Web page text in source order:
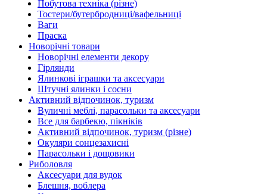
Побутова техніка (різне)
Тостери/бутербродниці/вафельниці
Ваги
Праска
Новорічні товари
Новорічні елементи декору
Гірлянди
Ялинкові іграшки та аксесуари
Штучні ялинки і сосни
Активний відпочинок, туризм
Вуличні меблі, парасольки та аксесуари
Все для барбекю, пікніків
Активний відпочинок, туризм (різне)
Окуляри сонцезахисні
Парасольки і дощовики
Риболовля
Аксесуари для вудок
Блешня, воблера